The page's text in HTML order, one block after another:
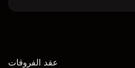
عقد الفروقات